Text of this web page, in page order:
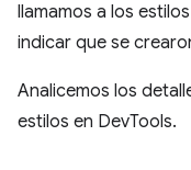
llamamos a los estilos
indicar que se
Analicemos los
estilos en DevTools.